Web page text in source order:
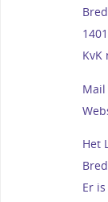
KvK
Het
Er